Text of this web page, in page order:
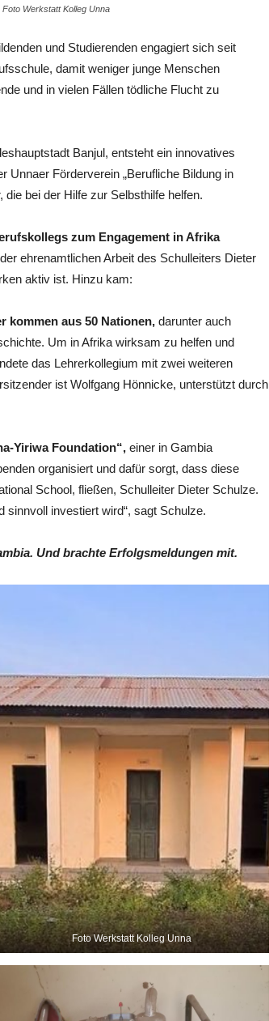
Werkstatt Kolleg Unna
und Studierenden engagiert sich seit
damit weniger junge Menschen
und in vielen Fällen tödliche Flucht zu
Banjul, entsteht ein innovatives
Unnaer Förderverein „Berufliche Bildung in
bei der Hilfe zur Selbsthilfe helfen.
zum Engagement in Afrika
ehrenamtlichen Arbeit des Schulleiters Dieter
aktiv ist. Hinzu kam:
kommen aus 50 Nationen, darunter auch
Um in Afrika wirksam zu helfen und
das Lehrerkollegium mit zwei weiteren
ist Wolfgang Hönnicke, unterstützt durch
Yiriwa Foundation“, einer in Gambia
organisiert und dafür sorgt, dass diese
School, fließen, Schulleiter Dieter Schulze.
sinnvoll investiert wird“, sagt Schulze.
Und brachte Erfolgsmeldungen mit.
Foto Werkstatt Kolleg Unna